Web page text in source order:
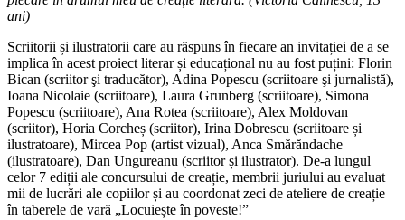
ani)
Scriitorii și ilustratorii care au răspuns în fiecare an invitației de a se
implica în acest proiect literar și educațional nu au fost puțini: Florin
Bican (scriitor şi traducător), Adina Popescu (scriitoare şi jurnalistă),
Ioana Nicolaie (scriitoare), Laura Grunberg (scriitoare), Simona
Popescu (scriitoare), Ana Rotea (scriitoare), Alex Moldovan
(scriitor), Horia Corcheș (scriitor), Irina Dobrescu (scriitoare și
ilustratoare), Mircea Pop (artist vizual), Anca Smărăndache
(ilustratoare), Dan Ungureanu (scriitor și ilustrator). De-a lungul
celor 7 ediții ale concursului de creație, membrii juriului au evaluat
mii de lucrări ale copiilor și au coordonat zeci de ateliere de creație
în taberele de vară „Locuiește în poveste!”